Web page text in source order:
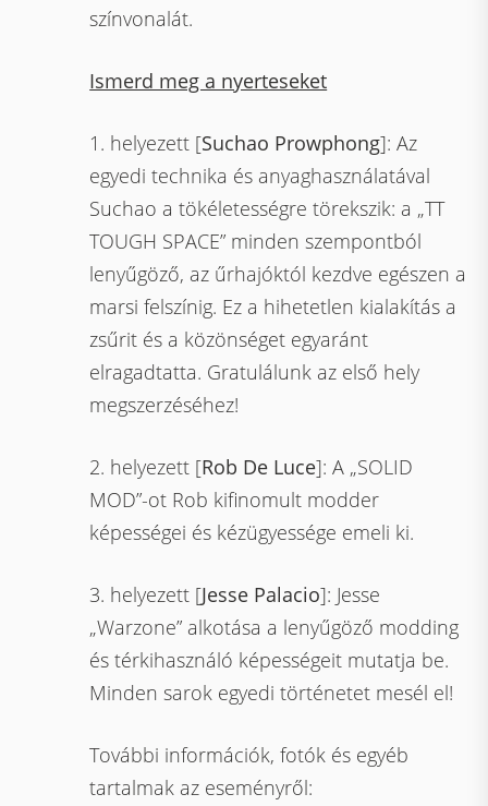
színvonalát.
Ismerd meg a nyerteseket
1. helyezett [Suchao Prowphong]: Az
egyedi technika és anyaghasználatával
Suchao a tökéletességre törekszik: a „TT
TOUGH SPACE” minden szempontból
lenyűgöző, az űrhajóktól kezdve egészen a
marsi felszínig. Ez a hihetetlen kialakítás a
zsűrit és a közönséget egyaránt
elragadtatta. Gratulálunk az első hely
megszerzéséhez!
2. helyezett [Rob De Luce]: A „SOLID
MOD”-ot Rob kifinomult modder
képességei és kézügyessége emeli ki.
3. helyezett [Jesse Palacio]: Jesse
„Warzone” alkotása a lenyűgöző modding
és térkihasználó képességeit mutatja be.
Minden sarok egyedi történetet mesél el!
További információk, fotók és egyéb
tartalmak az eseményről: